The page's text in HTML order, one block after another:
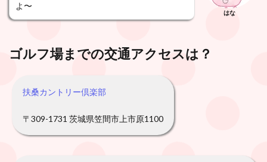
よ〜
はな
ゴルフ場までの交通アクセスは？
扶桑カントリー倶楽部
〒309-1731 茨城県笠間市上市原1100